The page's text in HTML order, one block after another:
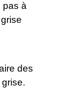
pas à
des